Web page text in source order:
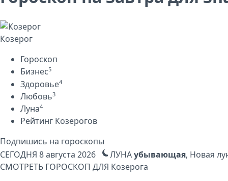
Козерог
Гороскоп
Бизнес5
Здоровье4
Любовь3
Луна4
Рейтинг Козерогов
Подпишись на гороскопы
СЕГОДНЯ 8 августа 2026 ЛУНАубывающая, Новая
СМОТРЕТЬ ГОРОСКОП ДЛЯ Козерога